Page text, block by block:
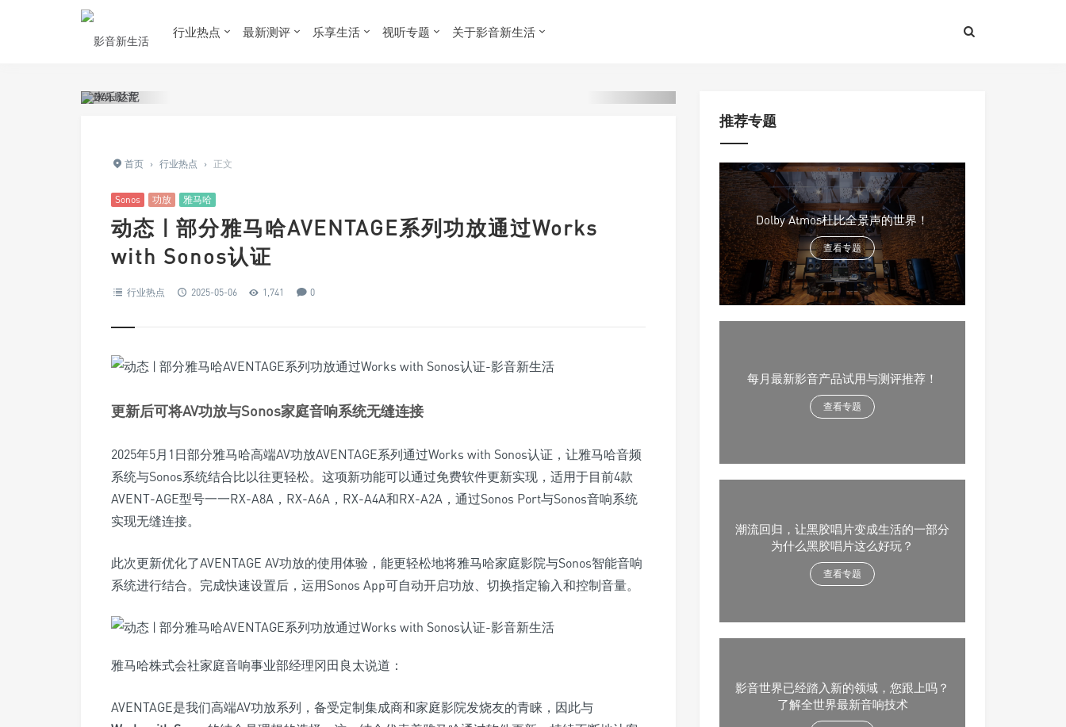
行业热点 最新测评 乐享生活 视听专题 关于影音新生活
首页 › 行业热点 › 正文
Sonos 功放 雅马哈
动态 | 部分雅马哈AVENTAGE系列功放通过Works
with Sonos认证
行业热点 2025-05-06 1,741 0
更新后可将AV功放与Sonos家庭音响系统无缝连接
2025年5月1日部分雅马哈高端AV功放AVENTAGE系列通过Works with Sonos认证，让雅马哈音频
系统与Sonos系统结合比以往更轻松。这项新功能可以通过免费软件更新实现，适用于目前4款
AVENT-AGE型号一一RX-A8A，RX-A6A，RX-A4A和RX-A2A，通过Sonos Port与Sonos音响系统
实现无缝连接。
此次更新优化了AVENTAGE AV功放的使用体验，能更轻松地将雅马哈家庭影院与Sonos智能音响
系统进行结合。完成快速设置后，运用Sonos App可自动开启功放、切换指定输入和控制音量。
雅马哈株式会社家庭音响事业部经理冈田良太说道：
AVENTAGE是我们高端AV功放系列，备受定制集成商和家庭影院发烧友的青睐，因此与
推荐专题
Dolby Atmos杜比全景声的世界！
查看专题
每月最新影音产品试用与测评推荐！
查看专题
潮流回归，让黑胶唱片变成生活的一部分
为什么黑胶唱片这么好玩？
查看专题
影音世界已经踏入新的领域，您跟上吗？
了解全世界最新音响技术